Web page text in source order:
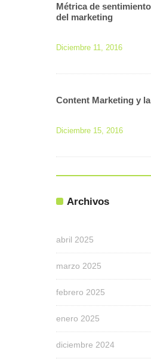
Métrica de
del marketing
Diciembre 11, 2016
Content Marketing y
Diciembre 15, 2016
Archivos
abril 2025
marzo 2025
febrero 2025
enero 2025
diciembre 2024